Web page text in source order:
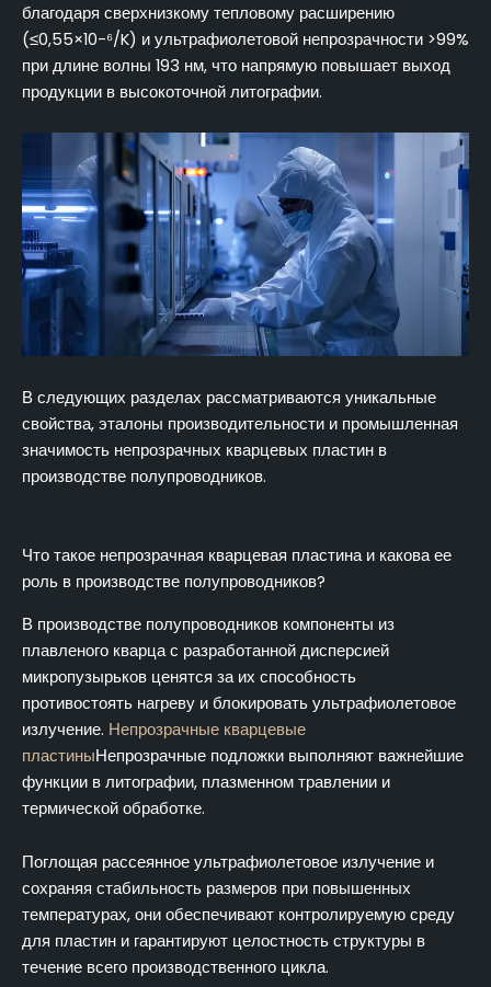
повышают выход полупроводников за счет
термической стабильности
Выбор непрозрачных кварцевых пластин для
Применение непрозрачных кварцевых пластин для
минимизации потерь урожая при производстве
полупроводников
Заключение
FAQ (часто задаваемые вопросы)
благодаря сверхнизкому тепловому расширению
(≤0,55×10-⁶/K) и ультрафиолетовой непрозрачности >99%
при длине волны 193 нм, что напрямую повышает выход
продукции в высокоточной литографии.
В следующих разделах рассматриваются уникальные
свойства, эталоны производительности и промышленная
значимость непрозрачных кварцевых пластин в
производстве полупроводников.
Что такое непрозрачная кварцевая пластина и какова ее
роль в производстве полупроводников?
В производстве полупроводников компоненты из
плавленого кварца с разработанной дисперсией
микропузырьков ценятся за их способность
противостоять нагреву и блокировать ультрафиолетовое
излучение. Непрозрачные кварцевые
пластиныНепрозрачные подложки выполняют важнейшие
функции в литографии, плазменном травлении и
термической обработке.
Поглощая рассеянное ультрафиолетовое излучение и
сохраняя стабильность размеров при повышенных
температурах, они обеспечивают контролируемую среду
для пластин и гарантируют целостность структуры в
течение всего производственного цикла.